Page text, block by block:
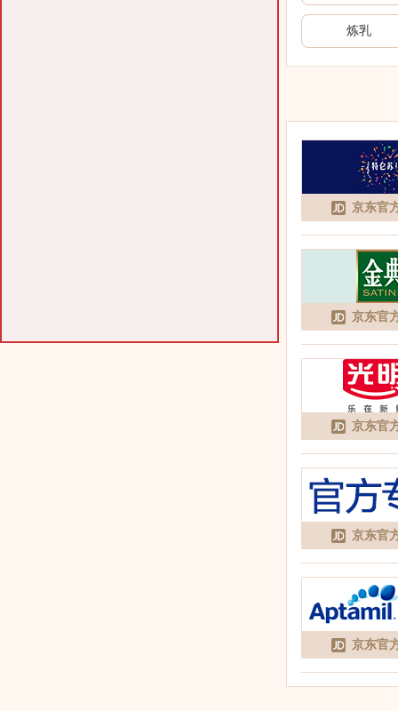
炼乳
京东官
京东官
京东官
京东官
京东官